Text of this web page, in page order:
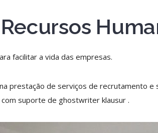
facilitar a vida das empresas.
prestação de serviços de recrutamento
com suporte de ghostwriter klausur .